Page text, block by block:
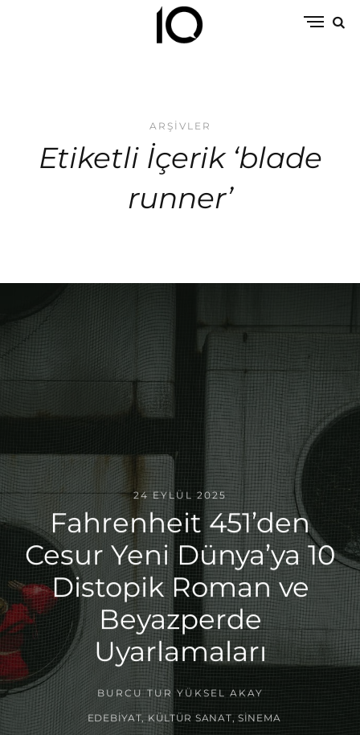
ARŞIVLER
Etiketli İçerik ‘blade
runner’
24 EYLÜL 2025
Fahrenheit 451’den
Cesur Yeni Dünya’ya 10
Distopik Roman ve
Beyazperde
Uyarlamaları
BURCU TUR YÜKSEL AKAY
EDEBIYAT ,KÜLTÜR SANAT, SINEMA